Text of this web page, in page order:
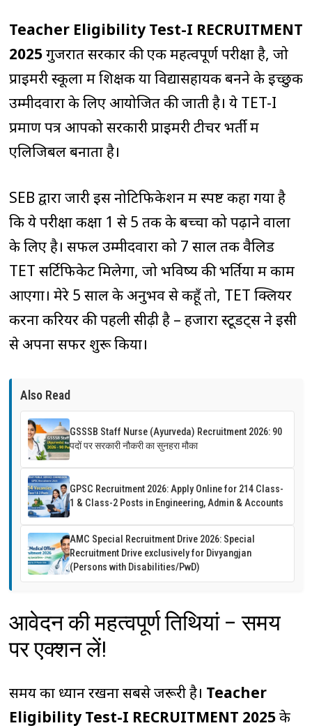
Teacher Eligibility Test-I RECRUITMENT
2025गुजरात सरकार की एक महत्वपूर्ण परीक्षा है, जो
प्राइमरी स्कूलों में शिक्षक या विद्यासहायक बनने के इच्छुक
उम्मीदवारों के लिए आयोजित की जाती है। ये TET-I
प्रमाण पत्र आपको सरकारी प्राइमरी टीचर भर्ती में
एलिजिबल बनाता है।
SEB द्वारा जारी इस नोटिफिकेशन में स्पष्ट कहा गया है
कि ये परीक्षा कक्षा 1 से 5 तक के बच्चों को पढ़ाने वालों
के लिए है। सफल उम्मीदवारों को 7 साल तक वैलिड
TET सर्टिफिकेट मिलेगा, जो भविष्य की भर्तियों में काम
आएगा। मेरे 5 साल के अनुभव से कहूँ तो, TET क्लियर
करना करियर की पहली सीढ़ी है – हजारों स्टूडेंट्स ने इसी
से अपना सफर शुरू किया।
Also Read
GSSSB Staff Nurse (Ayurveda) Recruitment 2026: 90
पदों पर सरकारी नौकरी का सुनहरा मौका
GPSC Recruitment 2026: Apply Online for 214 Class-
1 & Class-2 Posts in Engineering, Admin & Accounts
AMC Special Recruitment Drive 2026: Special
Recruitment Drive exclusively for Divyangjan
(Persons with Disabilities/PwD)
आवेदन की महत्वपूर्ण तिथियां – समय
पर एक्शन लें!
समय का ध्यान रखना सबसे जरूरी है। Teacher
Eligibility Test-I RECRUITMENT 2025के